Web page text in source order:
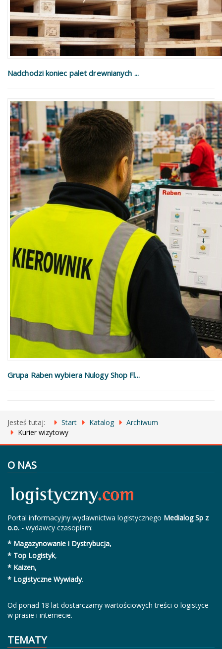
Nadchodzi koniec palet drewnianych ...
Grupa Raben wybiera Nulogy Shop Fl...
Jesteś tutaj: Start Katalog
Archiwum
Kurier wizytowy
O NAS
Portal informacyjny wydawnictwa logistycznego Medialog Sp z
o.o. - wydawcy czasopism:
* Magazynowanie i Dystrybucja,
* Top Logistyk,
* Kaizen,
* Logistyczne Wywiady.
Od ponad 18 lat dostarczamy wartościowych treści o logistyce
w prasie i internecie.
TEMATY